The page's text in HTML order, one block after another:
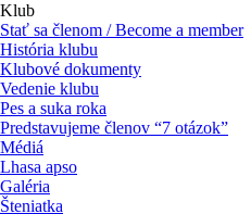
Klub
Stať sa členom / Become a member
História klubu
Klubové dokumenty
Vedenie klubu
Pes a suka roka
Predstavujeme členov “7 otázok”
Médiá
Lhasa apso
Galéria
Šteniatka